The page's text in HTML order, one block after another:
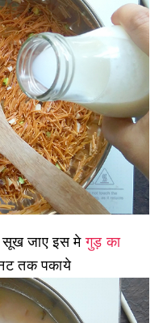
सूख जाए इस मेगुड़ का
तक पकाये